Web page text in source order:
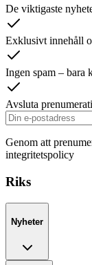
De viktigaste
Exklusivt innehåll
Ingen spam – bara
Avsluta
Genom att
integritetspolicy
Riks
Nyheter